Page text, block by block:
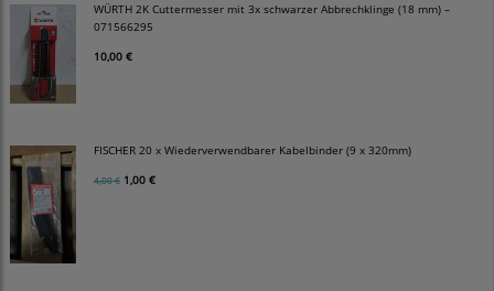
WÜRTH 2K Cuttermesser mit 3x schwarzer Abbrechklinge (18 mm) –
071566295
10,00 €
FISCHER 20 x Wiederverwendbarer Kabelbinder (9 x 320mm)
4,00 € 1,00 €